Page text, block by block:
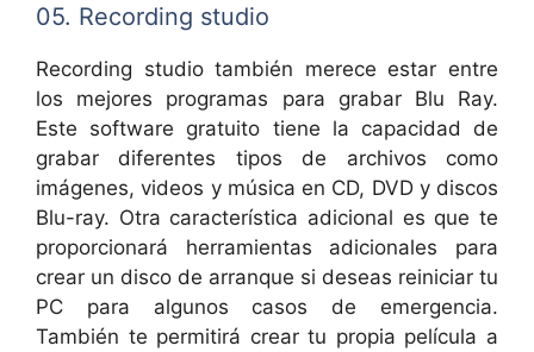
05. Recording studio
Recording studio también merece estar entre
los mejores programas para grabar Blu Ray.
Este software gratuito tiene la capacidad de
grabar diferentes tipos de archivos como
imágenes, videos y música en CD, DVD y discos
Blu-ray. Otra característica adicional es que te
proporcionará herramientas adicionales para
crear un disco de arranque si deseas reiniciar tu
PC para algunos casos de emergencia.
También te permitirá crear tu propia película a